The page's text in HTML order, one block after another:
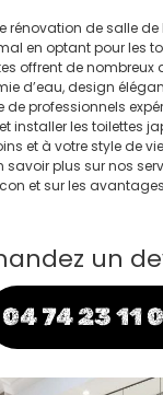
rénovation de salle
en optant pour les
offrent de nombreux
d’eau, design
de professionnels
installer les toilettes
et à votre style de
savoir plus sur nos
et sur les
un
04 74 23 11